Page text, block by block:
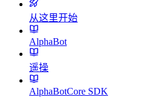
从这里开始
AlphaBot
遥操
AlphaBotCore SDK